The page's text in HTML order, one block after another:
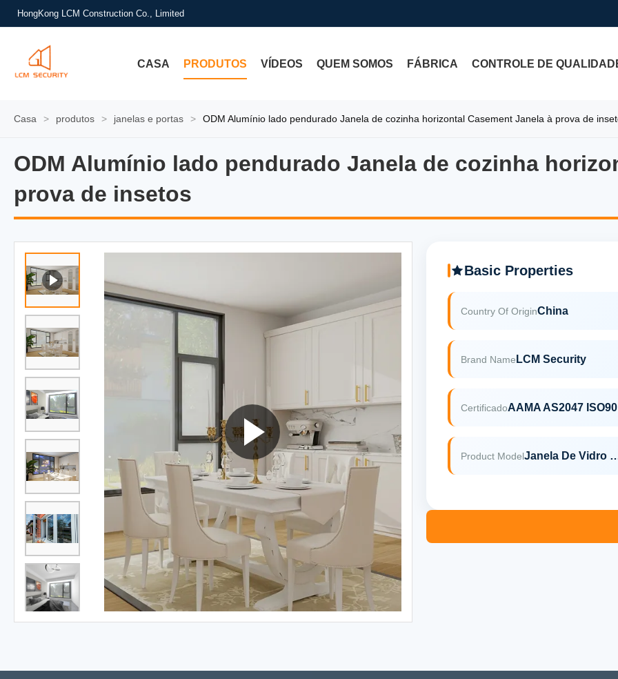
HongKong LCM Construction Co., Limited
CASA PRODUTOS VÍDEOS QUEM SOMOS FÁBRICA CONTROLE DE
Casa > produtos > janelas e portas > ODM Alumínio lado pendurado Janela de cozinha horizontal Casement Janela à prova de
ODM Alumínio lado pendurado Janela de cozinha
prova de insetos
ODM Alumínio lado pendurado Janela de cozinha
Basic Properties
Country Of OriginChina
Brand Name LCM Security
Certificado
Product Model Janela De Vidro De Alumínio Pendurada De